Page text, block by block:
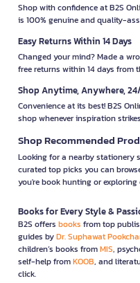
Shop with confidence at B2S
is 100% genuine and quality-
Easy Returns Within 14 Days
Changed your mind? Made a
free returns within 14 days from
Shop Anytime, Anywhere,
Convenience at its best! B2S
shop whenever inspiration
Shop Recommended
Looking for a nearby stationery
curated top picks you can
you're book hunting or
Books for Every Style &
B2S offers books from top
guides byDr. Suphawat
children’s books fromMIS,
self-help fromKOOB, and
click.